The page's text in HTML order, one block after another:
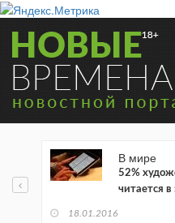
В мире
52%
читается
18.01.2016